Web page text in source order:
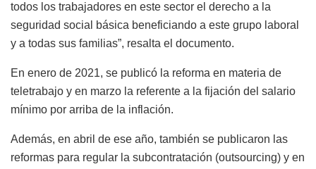
todos los trabajadores en este sector el derecho a la
seguridad social básica beneficiando a este grupo laboral
y a todas sus familias”, resalta el documento.
En enero de 2021, se publicó la reforma en materia de
teletrabajo y en marzo la referente a la fijación del salario
mínimo por arriba de la inflación.
Además, en abril de ese año, también se publicaron las
reformas para regular la subcontratación (outsourcing) y en